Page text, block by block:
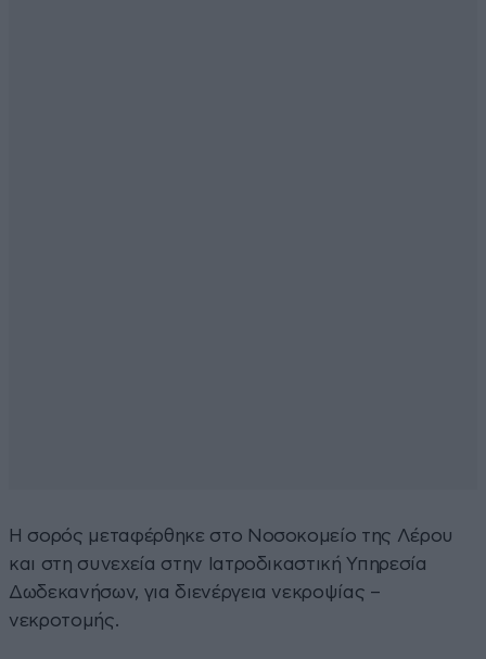
Η σορός μεταφέρθηκε στο Νοσοκομείο της Λέρου
και στη συνεχεία στην Ιατροδικαστική Υπηρεσία
Δωδεκανήσων, για διενέργεια νεκροψίας –
νεκροτομής.